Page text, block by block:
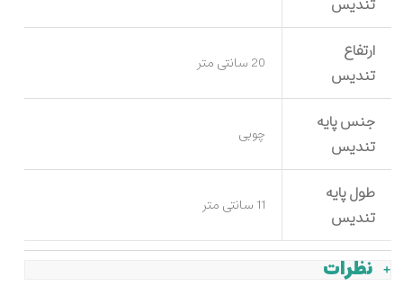
ارتفاع
تندیس
20 سانتی متر
جنس پایه
تندیس
چوبی
طول پایه
تندیس
11 سانتی متر
نظرات